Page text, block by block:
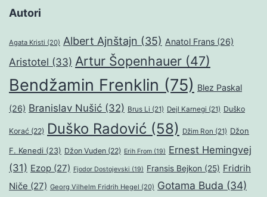
Autori
Agata Kristi (20) Albert Ajnštajn (35) Anatol Frans (26)
Aristotel (33) Artur Šopenhauer (47)
Bendžamin Frenklin (75) Blez Paskal
(26) Branislav Nušić (32) Brus Li (21) Dejl Karnegi (21) Duško
Korać (22) Duško Radović (58) Džim Ron (21) Džon
F. Kenedi (23) Džon Vuden (22) Erih From (19) Ernest Hemingvej
(31) Ezop (27) Fjodor Dostojevski (19) Fransis Bejkon (25) Fridrih
Niče (27) Georg Vilhelm Fridrih Hegel (20) Gotama Buda (34)